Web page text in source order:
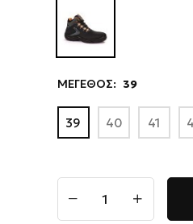
ΜΕΓΕΘΟΣ: 39
39 40 41